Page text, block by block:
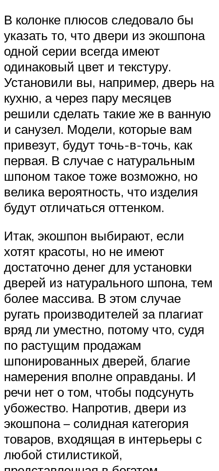
В колонке плюсов следовало бы
указать то, что двери из экошпона
одной серии всегда имеют
одинаковый цвет и текстуру.
Установили вы, например, дверь на
кухню, а через пару месяцев
решили сделать такие же в ванную
и санузел. Модели, которые вам
привезут, будут точь-в-точь, как
первая. В случае с натуральным
шпоном такое тоже возможно, но
велика вероятность, что изделия
будут отличаться оттенком.
Итак, экошпон выбирают, если
хотят красоты, но не имеют
достаточно денег для установки
дверей из натурального шпона, тем
более массива. В этом случае
ругать производителей за плагиат
вряд ли уместно, потому что, судя
по растущим продажам
шпонированных дверей, благие
намерения вполне оправданы. И
речи нет о том, чтобы подсунуть
убожество. Напротив, двери из
экошпона – солидная категория
товаров, входящая в интерьеры с
любой стилистикой,